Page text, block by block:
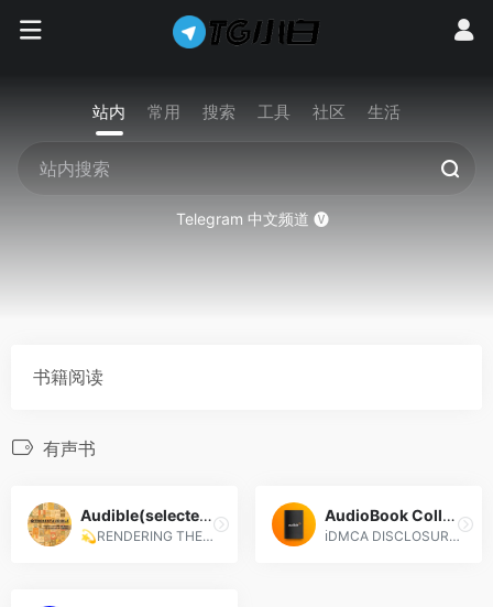
站内 常用 搜索 工具 社区 生活
Telegram 中文频道 🅥
书籍阅读
有声书
Audible(selected) – Audiobooks & E-books
💫RENDERING THE BEST AUDIOBO...
AudioBook Collection • Audiobooks Archive • Ebooks
ℹ️DMCA DISCLOSURE: https://...